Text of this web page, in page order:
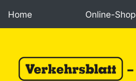
Home Online-Shop